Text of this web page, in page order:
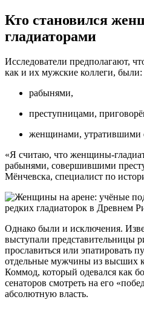
Кто становился
гладиаторами
Исследователи предполагают,
как и их мужские коллеги, были:
рабынями,
преступницами,
женщинами, утратившими
«Я считаю, что женщины-
рабынями, совершившими
Мёнчевска, специалист по
Однако были и исключения.
выступали представительницы
прославиться или эпатировать
отдельные мужчины из высших
Коммод, который одевался как
сенаторов смотреть на его
абсолютную власть.